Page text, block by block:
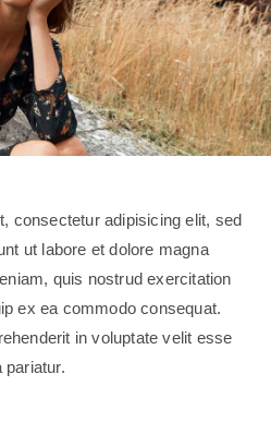
consectetur adipisicing elit, sed
ut labore et dolore magna
quis nostrud exercitation
ex ea commodo consequat.
in voluptate velit esse
pariatur.